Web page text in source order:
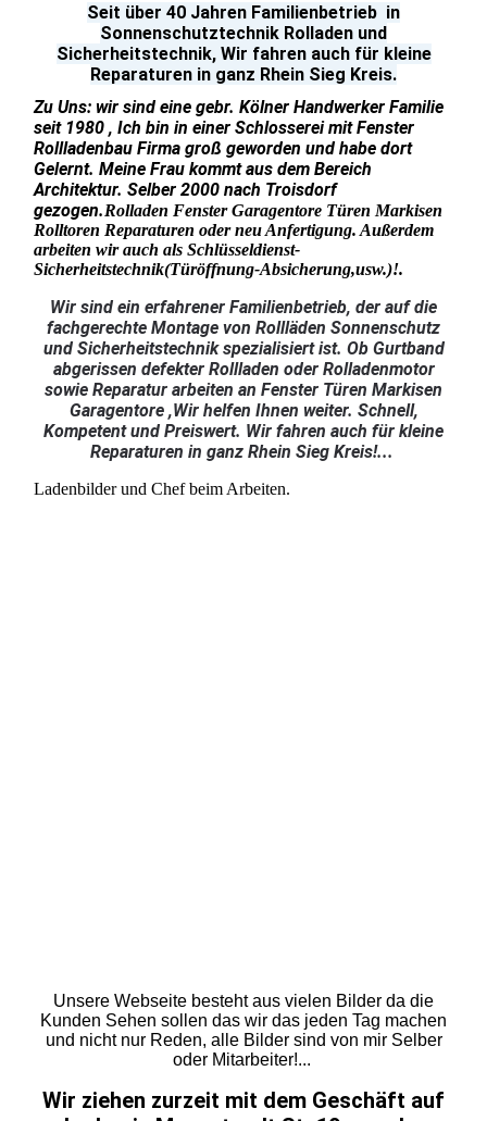
Seit über 40 Jahren Familienbetrieb in
Sonnenschutztechnik Rolladen und
Sicherheitstechnik, Wir fahren auch für kleine
Reparaturen in ganz Rhein Sieg Kreis.
Zu Uns: wir sind eine gebr. Kölner Handwerker Familie
seit 1980 , Ich bin in einer Schlosserei mit Fenster
Rollladenbau Firma groß geworden und habe dort
Gelernt. Meine Frau kommt aus dem Bereich
Architektur. Selber 2000 nach Troisdorf
gezogen.Rolladen Fenster Garagentore Türen Markisen
Rolltoren Reparaturen oder neu Anfertigung. Außerdem
arbeiten wir auch als Schlüsseldienst-
Sicherheitstechnik(Türöffnung-Absicherung,usw.)!.
Wir sind ein erfahrener Familienbetrieb, der auf die
fachgerechte Montage von Rollläden Sonnenschutz
und Sicherheitstechnik spezialisiert ist. Ob Gurtband
abgerissen defekter Rollladen oder Rolladenmotor
sowie Reparatur arbeiten an Fenster Türen Markisen
Garagentore ,Wir helfen Ihnen weiter. Schnell,
Kompetent und Preiswert. Wir fahren auch für kleine
Reparaturen in ganz Rhein Sieg Kreis!...
Ladenbilder und Chef beim Arbeiten.
Unsere Webseite besteht aus vielen Bilder da die
Kunden Sehen sollen das wir das jeden Tag machen
und nicht nur Reden, alle Bilder sind von mir Selber
oder Mitarbeiter!...
Wir ziehen zurzeit mit dem Geschäft auf